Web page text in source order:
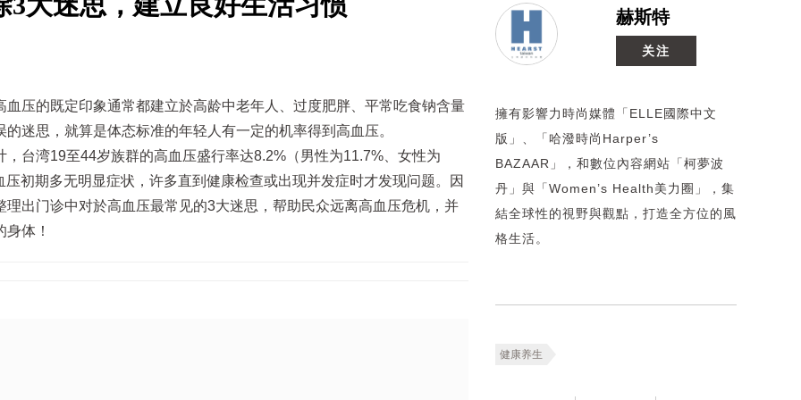
压的既定印象通常都建立於高龄中老年人、过度肥胖、平常吃食钠含量
迷思，就算是体态标准的年轻人有一定的机率得到高血压。
台湾19至44岁族群的高血压盛行率达8.2%（男性为11.7%、女性为
初期多无明显症状，许多直到健康检查或出现并发症时才发现问题。因
出门诊中对於高血压最常见的3大迷思，帮助民众远离高血压危机，并
体！
赫斯特
关注
擁有影響力時尚媒體「ELLE國際中文
版」、「哈潑時尚Harper’s
BAZAAR」，和數位內容網站「柯夢波
丹」與「Women’s Health美力圈」，集
結全球性的視野與觀點，打造全方位的風
格生活。
健康养生